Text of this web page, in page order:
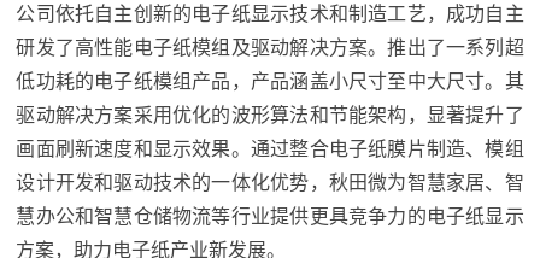
公司依托自主创新的电子纸显示技术和制造工艺，成功自主
研发了高性能电子纸模组及驱动解决方案。推出了一系列超
低功耗的电子纸模组产品，产品涵盖小尺寸至中大尺寸。其
驱动解决方案采用优化的波形算法和节能架构，显著提升了
画面刷新速度和显示效果。通过整合电子纸膜片制造、模组
设计开发和驱动技术的一体化优势，秋田微为智慧家居、智
慧办公和智慧仓储物流等行业提供更具竞争力的电子纸显示
方案，助力电子纸产业新发展。